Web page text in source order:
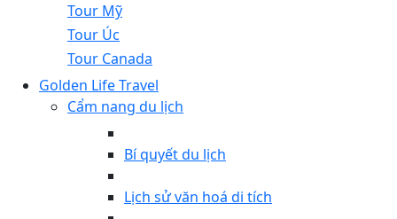
Tour Mỹ
Tour Úc
Tour Canada
Golden Life Travel
Cẩm nang du lịch
Bí quyết du lịch
Lịch sử văn hoá di tích